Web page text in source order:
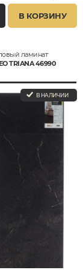
В КОРЗИНУ
ламинат
TRIANA 46990
В НАЛИЧИИ